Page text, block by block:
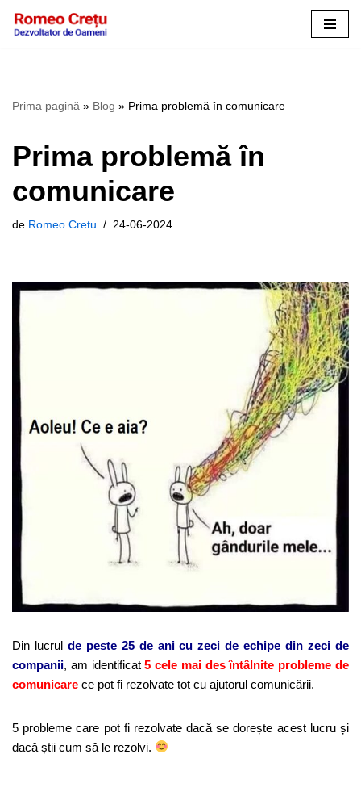
Prima pagină » Blog » Prima problemă în comunicare
Prima problemă în
comunicare
de Romeo Cretu 24-06-2024
Din lucrul de peste 25 de anicu zeci de echipe din zeci de
companii, am identificat5 cele mai des întâlnite probleme de
comunicare ce pot fi rezolvate tot cu ajutorul comunicării.
5 probleme care pot fi rezolvate dacă se dorește acest lucru și
dacă știi cum să le rezolvi.